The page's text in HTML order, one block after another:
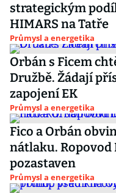
strategickým
HIMARS na Tatře
Průmysl a energetika
Orbán s Ficem
Družbě. Žádají
zapojení EK
Průmysl a energetika
Fico a Orbán
nátlaku. Ropovod
pozastaven
Průmysl a energetika